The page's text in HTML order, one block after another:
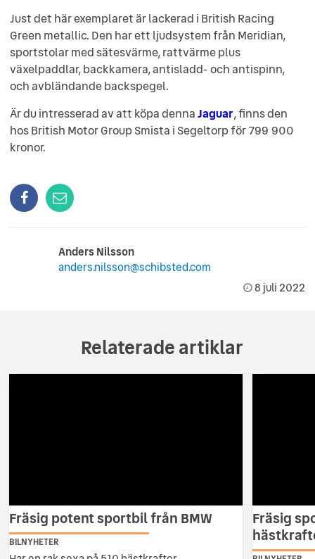
Just det här exemplaret är lackerad i British Racing
Green metallic. Den har ett ljudsystem från Meridian,
sportstolar med sätesvärme, rattvärme plus
växelpaddlar, backkamera, antisladd- och antispinn,
och avbländande backspegel.
Är du intresserad av att köpa dennaJaguar, finns den
hos British Motor Group Smista i Segeltorp för 799 900
kronor.
Anders Nilsson
anders.nilsson@schibsted.com
8 juli 2022
Relaterade artiklar
Fräsig potent sportbil från BMW
BILNYHETER
Fräsig